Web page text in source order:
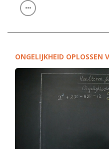
ONGELIJKHEID OPLOSSEN